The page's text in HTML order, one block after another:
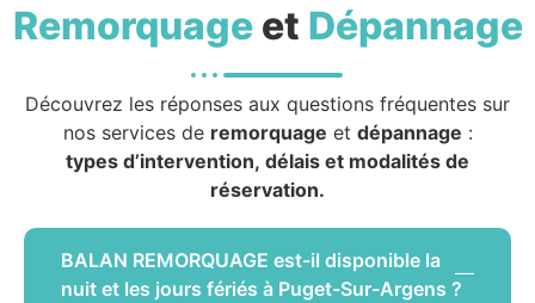
Remorquageet Dépannage
Découvrez les réponses aux questions fréquentes sur
nos services de remorquage et dépannage :
types d’intervention, délais et modalités de
réservation.
BALAN REMORQUAGE est-il disponible la
nuit et les jours fériés à Puget-Sur-Argens ?